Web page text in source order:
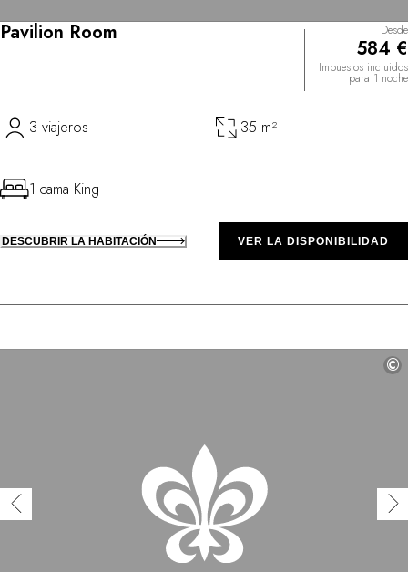
Pavilion Room Desde
584 €
Impuestos incluidos
para 1 noche
3 viajeros 35 m²
1 cama King
DESCUBRIR LA HABITACIÓN VER LA DISPONIBILIDAD
©